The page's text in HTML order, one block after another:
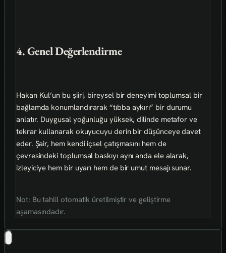
4. Genel Değerlendirme
Hakan Kul’un bu şiiri, bireysel bir deneyimi toplumsal bir
bağlamda konumlandırarak “tıbba aykırı” bir durumu
anlatır. Duygusal yoğunluğu yüksek, dilinde metafor ve
tekrar kullanarak okuyucuyu derin bir düşünceye davet
eder. Şair, hem kendi içsel çatışmasını hem de
çevresindeki toplumsal baskıyı aynı anda ele alarak,
izleyiciye hem bir uyarı hem de bir umut mesajı sunar.
Not: Bu tahlil otomatik üretilmiştir ve geliştirme
aşamasındadır.